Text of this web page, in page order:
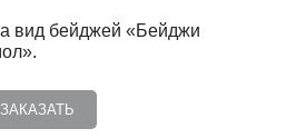
вид бейджей «Бейджи
ЗАКАЗАТЬ